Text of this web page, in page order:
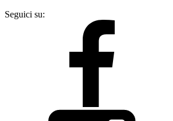
Seguici su: